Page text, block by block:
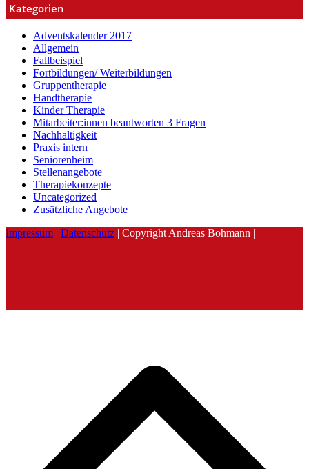
Kategorien
Adventskalender 2017
Allgemein
Fallbeispiel
Fortbildungen/ Weiterbildungen
Gruppentherapie
Handtherapie
Kinder Therapie
Mitarbeiter:innen beantworten 3 Fragen
Nachhaltigkeit
Praxis intern
Seniorenheim
Stellenangebote
Therapiekonzepte
Uncategorized
Zusätzliche Angebote
Impressum | Datenschutz | Copyright Andreas Bohmann |